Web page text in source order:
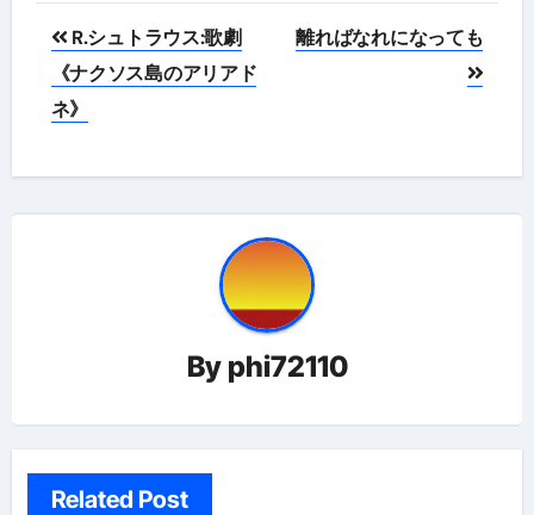
投
稿
ナ
ビ
ゲ
ン
R.シュトラウス:歌劇
《ナクソス島のアリアド
ネ》
離ればなれになっても
By phi72110
Related Post